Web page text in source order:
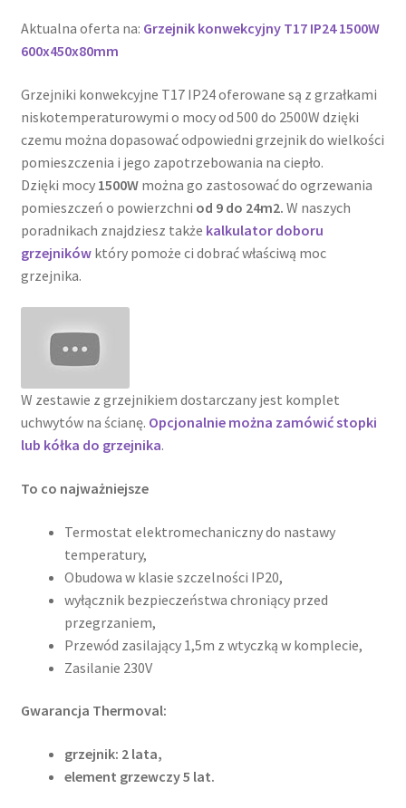
Aktualna oferta na: Grzejnik konwekcyjny T17 IP24 1500W
600x450x80mm
Grzejniki konwekcyjne T17 IP24 oferowane są z grzałkami
niskotemperaturowymi o mocy od 500 do 2500W dzięki
czemu można dopasować odpowiedni grzejnik do wielkości
pomieszczenia i jego zapotrzebowania na ciepło.
Dzięki mocy 1500Wmożna go zastosować do ogrzewania
pomieszczeń o powierzchni od 9 do 24m2. W naszych
poradnikach znajdziesz także kalkulator doboru
grzejnikówktóry pomoże ci dobrać właściwą moc
grzejnika.
W zestawie z grzejnikiem dostarczany jest komplet
uchwytów na ścianę. Opcjonalnie można zamówić stopki
lub kółka do grzejnika.
To co najważniejsze
Termostat elektromechaniczny do nastawy
temperatury,
Obudowa w klasie szczelności IP20,
wyłącznik bezpieczeństwa chroniący przed
przegrzaniem,
Przewód zasilający 1,5m z wtyczką w komplecie,
Zasilanie 230V
Gwarancja Thermoval:
grzejnik: 2 lata,
element grzewczy 5 lat.